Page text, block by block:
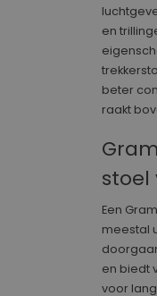
en
beter
raakt
stoel
Een
meestal
en biedt
voor